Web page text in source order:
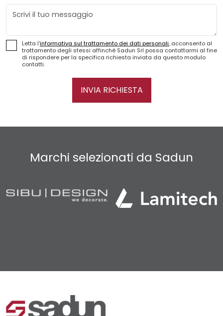
Messaggio
Letta l'informativa sul trattamento dei dati personali, acconsento al
trattamento degli stessi affinché Sadun Srl possa contattarmi al fine
di rispondere per la specifica richiesta inviata da questo modulo
contatti.
INVIA RICHIESTA
Marchi selezionati da Sadun